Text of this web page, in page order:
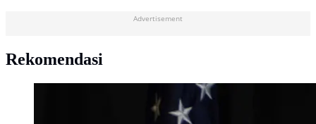
Advertisement
Rekomendasi